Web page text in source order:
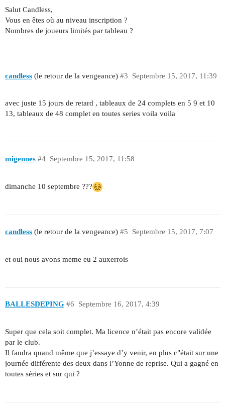
Salut Candless,
Vous en êtes où au niveau inscription ?
Nombres de joueurs limités par tableau ?
candless (le retour de la vengeance) Septembre 15, 2017, 11:39
#3
avec juste 15 jours de retard , tableaux de 24 complets en 5 9 et 10
13, tableaux de 48 complet en toutes series voila voila
migennes Septembre 15, 2017, 11:58
#4
dimanche 10 septembre ???
candless (le retour de la vengeance) Septembre 15, 2017, 7:07
#5
et oui nous avons meme eu 2 auxerrois
BALLESDEPING Septembre 16, 2017, 4:39
#6
Super que cela soit complet. Ma licence n’était pas encore validée
par le club.
Il faudra quand même que j’essaye d’y venir, en plus c"était sur une
journée différente des deux dans l’Yonne de reprise. Qui a gagné en
toutes séries et sur qui ?